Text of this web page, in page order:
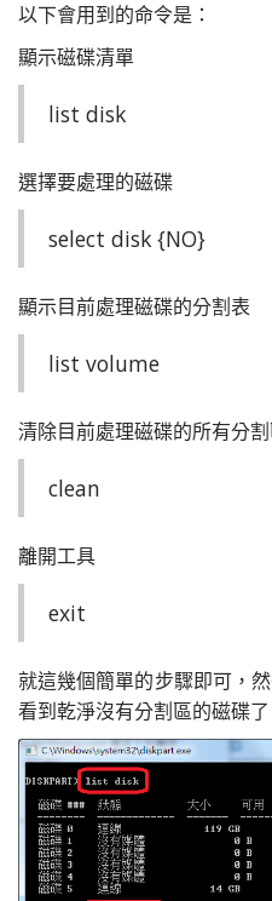
以下會用到的命令是：
顯示磁碟清單
list disk
選擇要處理的磁碟
select disk {NO}
顯示目前處理磁碟的分割表
list volume
清除目前處理磁碟的所有分
clean
離開工具
exit
就這幾個簡單的步驟即可，
看到乾淨沒有分割區的磁碟了